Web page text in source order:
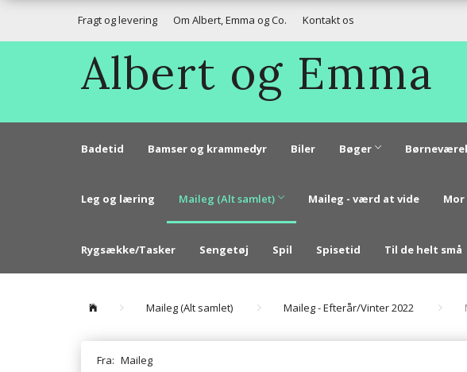
Fragt og levering Om Albert, Emma og Co. Kontakt os
Albert og Emma
Badetid Bamser og krammedyr Biler Bøger
Leg og læring Maileg (Alt samlet) Maileg - værd at vide Mor
Rygsække/Tasker Sengetøj Spil Spisetid Til de helt små
Maileg (Alt samlet) Maileg - Efterår/Vinter 2022
Fra: Maileg